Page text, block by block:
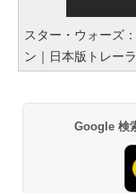
スター・ウォーズ
ン｜日本版トレー
Google 検